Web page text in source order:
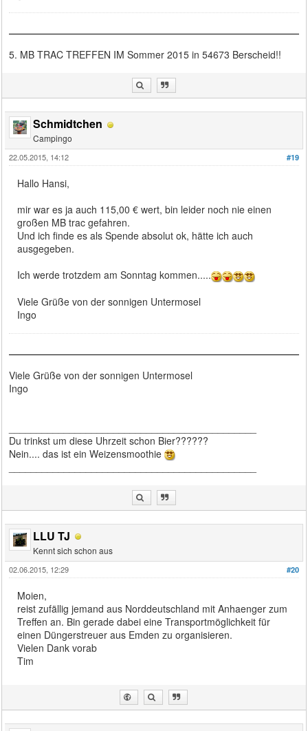
5. MB TRAC TREFFEN IM Sommer 2015 in 54673 Berscheid!!
Schmidtchen
Campingo
#19
22.05.2015, 14:12
Hallo Hansi,
mir war es ja auch 115,00 € wert, bin leider noch nie einen
großen MB trac gefahren.
Und ich finde es als Spende absolut ok, hätte ich auch
ausgegeben.
Ich werde trotzdem am Sonntag kommen.....
Viele Grüße von der sonnigen Untermosel
Ingo
Viele Grüße von der sonnigen Untermosel
Ingo
Du trinkst um diese Uhrzeit schon Bier??????
Nein.... das ist ein Weizensmoothie
LLU TJ
Kennt sich schon aus
#20
02.06.2015, 12:29
Moien,
reist zufällig jemand aus Norddeutschland mit Anhaenger zum
Treffen an. Bin gerade dabei eine Transportmöglichkeit für
einen Düngerstreuer aus Emden zu organisieren.
Vielen Dank vorab
Tim